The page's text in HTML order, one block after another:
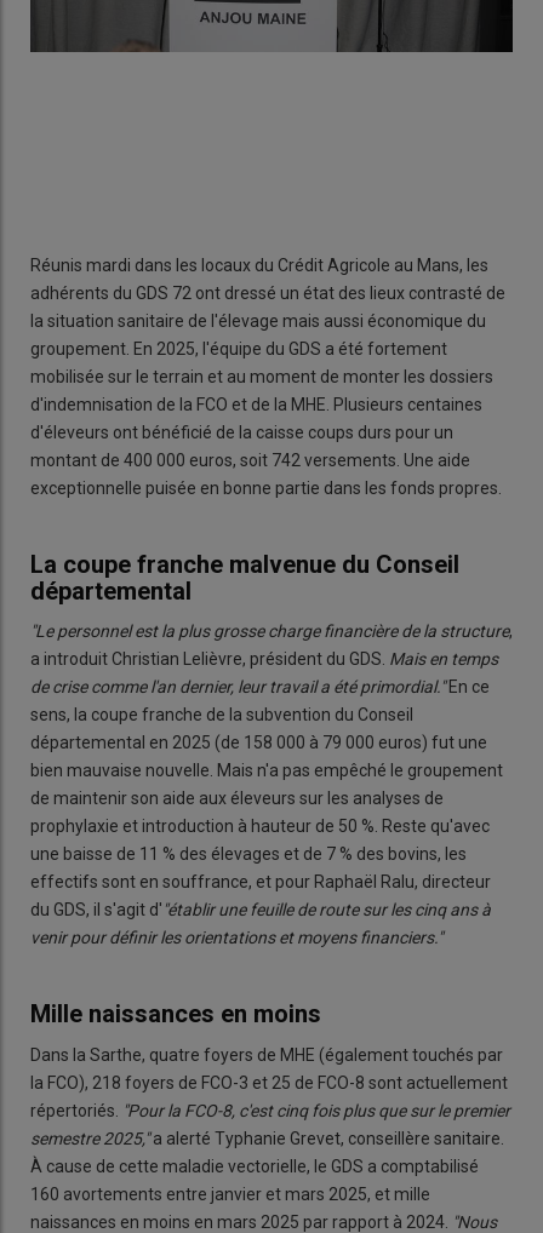
Réunis mardi dans les locaux du Crédit Agricole au Mans, les
adhérents du GDS 72 ont dressé un état des lieux contrasté de
la situation sanitaire de l'élevage mais aussi économique du
groupement. En 2025, l'équipe du GDS a été fortement
mobilisée sur le terrain et au moment de monter les dossiers
d'indemnisation de la FCO et de la MHE. Plusieurs centaines
d'éleveurs ont bénéficié de la caisse coups durs pour un
montant de 400 000 euros, soit 742 versements. Une aide
exceptionnelle puisée en bonne partie dans les fonds propres.
La coupe franche malvenue du Conseil
départemental
"Le personnel est la plus grosse charge financière de la structure,
a introduit Christian Lelièvre, président du GDS. Mais en temps
de crise comme l'an dernier, leur travail a été primordial."En ce
sens, la coupe franche de la subvention du Conseil
départemental en 2025 (de 158 000 à 79 000 euros) fut une
bien mauvaise nouvelle. Mais n'a pas empêché le groupement
de maintenir son aide aux éleveurs sur les analyses de
prophylaxie et introduction à hauteur de 50 %. Reste qu'avec
une baisse de 11 % des élevages et de 7 % des bovins, les
effectifs sont en souffrance, et pour Raphaël Ralu, directeur
du GDS, il s'agit d' "établir une feuille de route sur les cinq ans à
venir pour définir les orientations et moyens financiers."
Mille naissances en moins
Dans la Sarthe, quatre foyers de MHE (également touchés par
la FCO), 218 foyers de FCO-3 et 25 de FCO-8 sont actuellement
répertoriés.
"Pour la FCO-8, c'est cinq fois plus que sur le premier
semestre 2025,"a alerté Typhanie Grevet, conseillère sanitaire.
À cause de cette maladie vectorielle, le GDS a comptabilisé
160 avortements entre janvier et mars 2025, et mille
naissances en moins en mars 2025 par rapport à 2024. "Nous